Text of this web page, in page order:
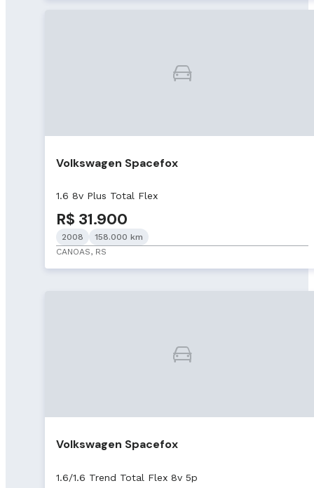
Volkswagen Spacefox
1.6 8v Plus Total Flex
R$ 31.900
2008
158.000 km
CANOAS, RS
Volkswagen Spacefox
1.6/1.6 Trend Total Flex 8v 5p